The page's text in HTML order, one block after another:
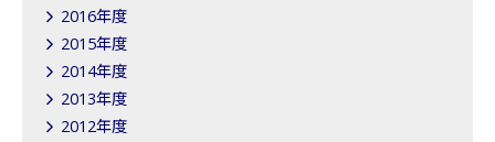
2016年度
2015年度
2014年度
2013年度
2012年度